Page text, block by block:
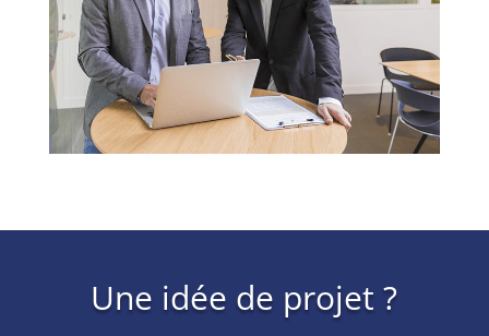
Une idée de projet ?